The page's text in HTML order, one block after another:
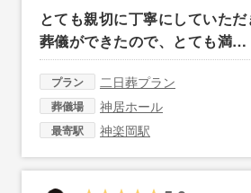
とても親切に丁寧にしていただ
葬儀ができたので、とても満…
プラン 二日葬プラン
葬儀場 神居ホール
最寄駅 神楽岡駅